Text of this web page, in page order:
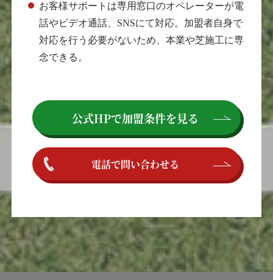
お客様サポートは専用窓口のオペレーターが電
話やビデオ通話、SNSにて対応。加盟者自身で
対応を行う必要がないため、本業や芝施工に専
念できる。
公式HPで加盟条件を見る
電話で問い合わせる